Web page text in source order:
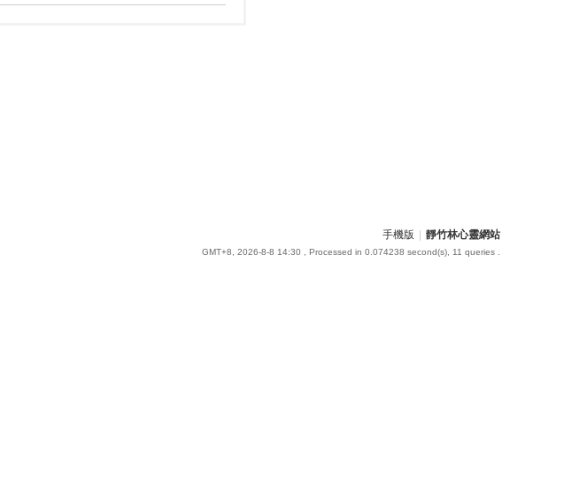
手機版 靜竹林心靈網站
GMT+8, 2026-8-8 14:30 , Processed in 0.074238 second(s), 11 queries .